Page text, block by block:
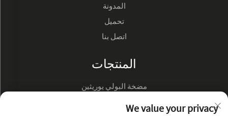
المدونة
تحميل
اتصل بنا
المنتجات
مضخة البولي يوريثين
We value your privacy